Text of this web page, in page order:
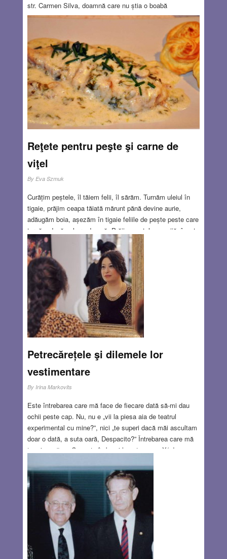
str. Carmen Silva, doamnă care nu știa o boabă
românește. Părinţii discutau uneori în idiş, atunci când
erau interesați să nu înţeleg conversaţia, situaţie care a
dus în mod contradictoriu la înţelegerea parţială a limbii lui
Şalom Alehem în care se prezentau spectacolele de la
TES.
Read more…
DEC 21, 2017 0 COMMENTS
Reţete pentru peşte şi carne de
viţel
By Eva Szmuk
Curățim peștele, îl tăiem felii, îl sărăm. Turnăm uleiul în
tigaie, prăjim ceapa tăiată mărunt pănă devine aurie,
adăugăm boia, așezăm în tigaie feliile de pește peste care
turnăm două pahare de apă. Prăjim peștele cu grijă, încet,
sub capac. Dizolvăm o lingură de făină în 200 g
smăntănă, vărsăm amestecul peste pește și coacem
mâncarea în cuptorul încins, fără capac, timp de zece
minute. Apoi scoatem peștele din cuptor, turnăm deasupra
zeama cu smântână. Servim peștele cu găluște de vreun
fel și cu o salată.
Read more…
DEC 21, 2017
Petrecărețele şi dilemele lor
vestimentare
By Irina Markovits
Este întrebarea care mă face de fiecare dată să-mi dau
ochii peste cap. Nu, nu e „vii la piesa aia de teatrul
experimental cu mine?”, nici „te superi dacă măi ascultam
doar o dată, a suta oară, Despacito?” Întrebarea care mă
terorizează e: „Cu ce te îmbraci la petrecerea X/ de
seara respectiva! Refuz să îmi bat capul cu chestia asta,
mai ales în perioada asta a anului, în care toate femeile se
înfășoară în catifea, se pudrează cu glitter, explodează de
paiete şi strălucesc de cristale.
Read more…
DEC 21, 2017